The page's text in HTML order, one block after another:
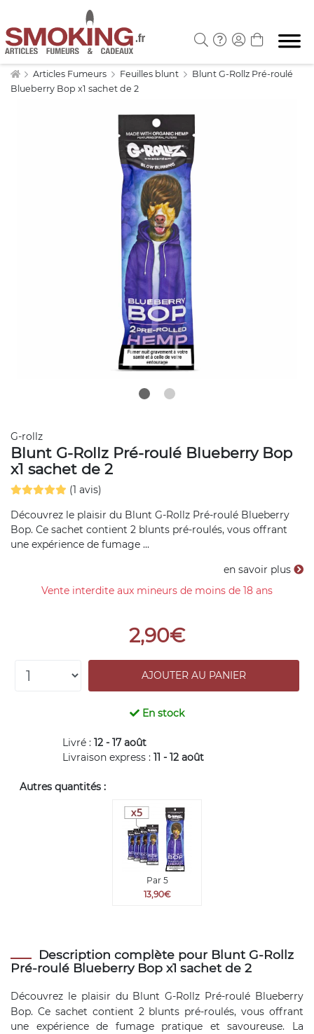
Articles Fumeurs Feuilles blunt
Blunt G-Rollz Pré-roulé
Blueberry Bop x1 sachet de 2
G-rollz
Blunt G-Rollz Pré-roulé Blueberry Bop
x1 sachet de 2
(1 avis)
Découvrez le plaisir du Blunt G-Rollz Pré-roulé Blueberry
Bop. Ce sachet contient 2 blunts pré-roulés, vous offrant
une expérience de fumage ...
en savoir plus
Vente interdite aux mineurs de moins de 18 ans
2,90€
En stock
Livré : 12 - 17 août
Livraison express : 11 - 12 août
Autres quantités :
Par 5
13,90€
Description complète pour Blunt G-Rollz
Pré-roulé Blueberry Bop x1 sachet de 2
Découvrez le plaisir du Blunt G-Rollz Pré-roulé Blueberry
Bop. Ce sachet contient 2 blunts pré-roulés, vous offrant
une expérience de fumage pratique et savoureuse. La